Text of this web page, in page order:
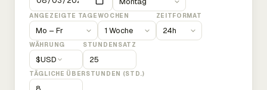
ANGEZEIGTE TAGEWOCHEN ZEITFORMAT
WÄHRUNG
$USD
STUNDENSATZ
TÄGLICHE ÜBERSTUNDEN (STD.)